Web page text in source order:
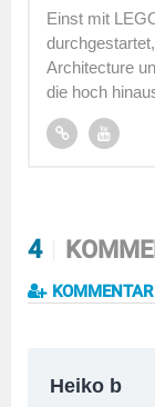
Einst mit
Architecture
die hoch
4
Heiko b